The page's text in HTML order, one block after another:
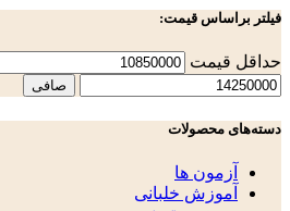
فیلتر براساس قیمت:
حداقل قیمت
صافی
دسته‌های محصولات
آزمون ها
آموزش خلبانی